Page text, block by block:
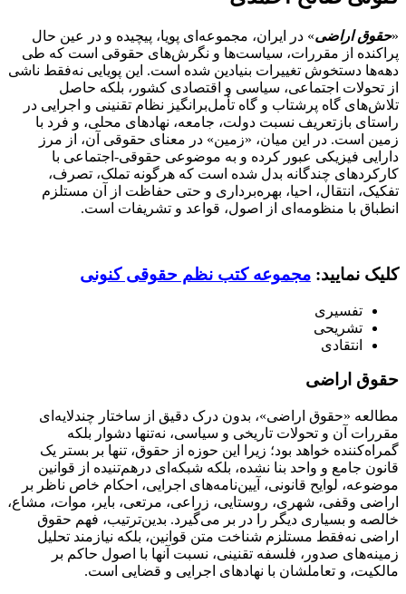
«حقوق اراضی» در ایران، مجموعه‌ای پویا، پیچیده و در عین حال
پراکنده از مقررات، سیاست‌ها و نگرش‌های حقوقی است که طی
دهه‌ها دستخوش تغییرات بنیادین شده است. این پویایی نه‌فقط ناشی
از تحولات اجتماعی، سیاسی و اقتصادی کشور، بلکه حاصل
تلاش‌های گاه پرشتاب و گاه تأمل‌برانگیز نظام تقنینی و اجرایی در
راستای بازتعریف نسبت دولت، جامعه، نهادهای محلی، و فرد با
زمین است. در این میان، «زمین» در معنای حقوقی آن، از مرز
دارایی فیزیکی عبور کرده و به موضوعی حقوقی-اجتماعی با
کارکردهای چندگانه بدل شده است که هرگونه تملک، تصرف،
تفکیک، انتقال، احیا، بهره‌برداری و حتی حفاظت از آن مستلزم
انطباق با منظومه‌ای از اصول، قواعد و تشریفات است.
کلیک نمایید: مجموعه کتب نظم حقوقی کنونی
تفسیری
تشریحی
انتقادی
حقوق اراضی
مطالعه «حقوق اراضی»، بدون درک دقیق از ساختار چندلایه‌ای
مقررات آن و تحولات تاریخی و سیاسی، نه‌تنها دشوار بلکه
گمراه‌کننده خواهد بود؛ زیرا این حوزه از حقوق، تنها بر بستر یک
قانون جامع و واحد بنا نشده، بلکه شبکه‌ای درهم‌تنیده از قوانین
موضوعه، لوایح قانونی، آیین‌نامه‌های اجرایی، احکام خاص ناظر بر
اراضی وقفی، شهری، روستایی، زراعی، مرتعی، بایر، موات، مشاع،
خالصه و بسیاری دیگر را در بر می‌گیرد. بدین‌ترتیب، فهم حقوق
اراضی نه‌فقط مستلزم شناخت متن قوانین، بلکه نیازمند تحلیل
زمینه‌های صدور، فلسفه تقنینی، نسبت آنها با اصول حاکم بر
مالکیت، و تعاملشان با نهادهای اجرایی و قضایی است.